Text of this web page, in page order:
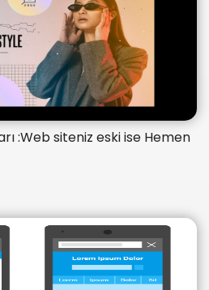
:Web siteniz eski ise Hemen